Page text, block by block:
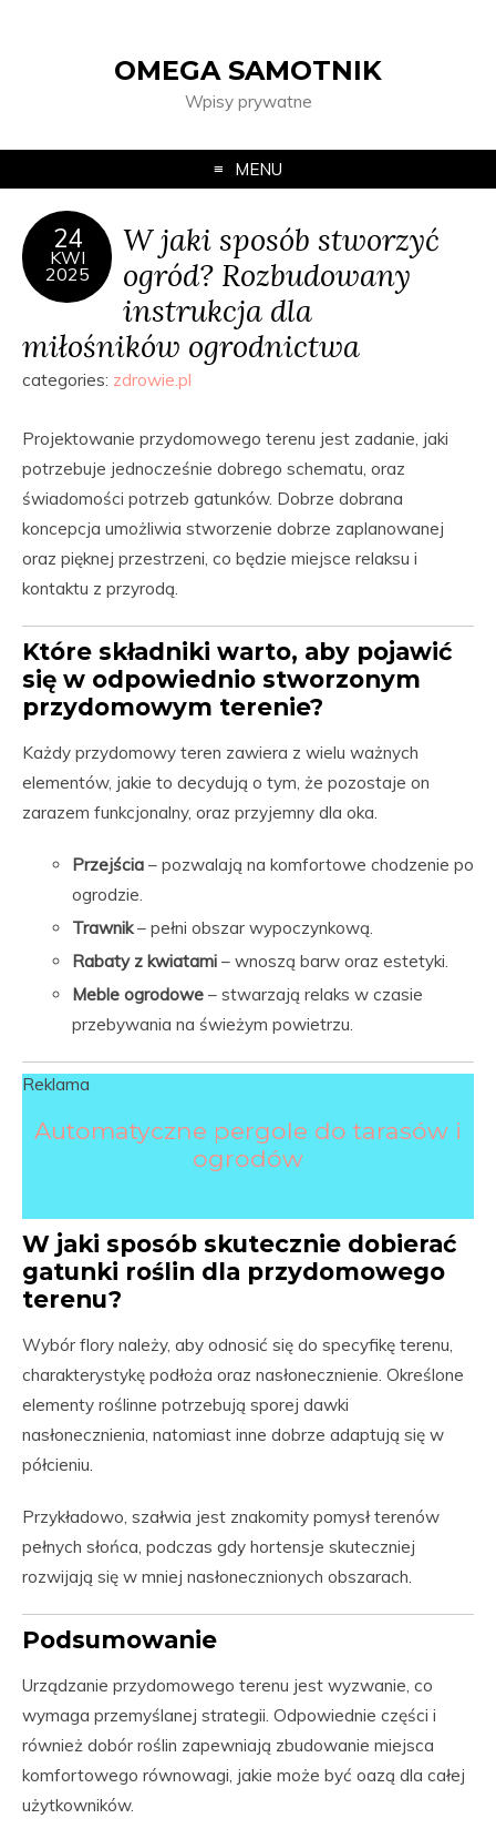
OMEGA SAMOTNIK
Wpisy prywatne
MENU
24
KWI
2025
W jaki sposób stworzyć
ogród? Rozbudowany
instrukcja dla
miłośników ogrodnictwa
categories: zdrowie.pl
Projektowanie przydomowego terenu jest zadanie, jaki
potrzebuje jednocześnie dobrego schematu, oraz
świadomości potrzeb gatunków. Dobrze dobrana
koncepcja umożliwia stworzenie dobrze zaplanowanej
oraz pięknej przestrzeni, co będzie miejsce relaksu i
kontaktu z przyrodą.
Które składniki warto, aby pojawić
się w odpowiednio stworzonym
przydomowym terenie?
Każdy przydomowy teren zawiera z wielu ważnych
elementów, jakie to decydują o tym, że pozostaje on
zarazem funkcjonalny, oraz przyjemny dla oka.
Przejścia – pozwalają na komfortowe chodzenie po
ogrodzie.
Trawnik– pełni obszar wypoczynkową.
Rabaty z kwiatami – wnoszą barw oraz estetyki.
Meble ogrodowe – stwarzają relaks w czasie
przebywania na świeżym powietrzu.
Reklama
Automatyczne pergole do tarasów i
ogrodów
W jaki sposób skutecznie dobierać
gatunki roślin dla przydomowego
terenu?
Wybór flory należy, aby odnosić się do specyfikę terenu,
charakterystykę podłoża oraz nasłonecznienie. Określone
elementy roślinne potrzebują sporej dawki
nasłonecznienia, natomiast inne dobrze adaptują się w
półcieniu.
Przykładowo, szałwia jest znakomity pomysł terenów
pełnych słońca, podczas gdy hortensje skuteczniej
rozwijają się w mniej nasłonecznionych obszarach.
Podsumowanie
Urządzanie przydomowego terenu jest wyzwanie, co
wymaga przemyślanej strategii. Odpowiednie części i
również dobór roślin zapewniają zbudowanie miejsca
komfortowego równowagi, jakie może być oazą dla całej
użytkowników.